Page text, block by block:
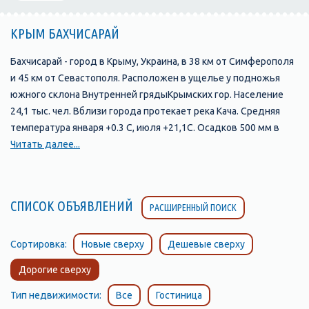
КРЫМ БАХЧИСАРАЙ
Бахчисарай - город в Крыму, Украина, в 38 км от Симферополя
и 45 км от Севастополя. Расположен в ущелье у подножья
южного склона Внутренней грядыКрымских гор. Население
24,1 тыс. чел. Вблизи города протекает река Кача. Средняя
температура января +0.3 С, июля +21,1С. Осадков 500 мм в
год.
Крымского ханства эти поселения были известны под такими
названиями:
называют Чуфут-Кале)
- Салачик (участок долины реки Чурук-Су, прилегающий к
подножию Чуфут-Кале)
- Эски-Юрт (район, где река Чурук-Су выходит из узкого
Читать далее...
СПИСОК ОБЪЯВЛЕНИЙ РАСШИРЕННЫЙ ПОИСК
Сортировка: Новые сверху Дешевые сверху
Дорогие сверху
Тип недвижимости: Все Гостиница